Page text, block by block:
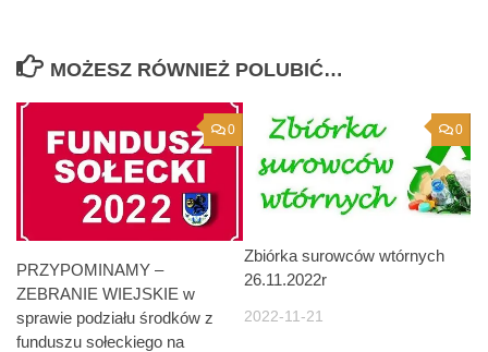
MOŻESZ RÓWNIEŻ POLUBIĆ…
0
PRZYPOMINAMY –
ZEBRANIE WIEJSKIE w
sprawie podziału środków z
funduszu sołeckiego na
0
Zbiórka surowców wtórnych
26.11.2022r
2022-11-21